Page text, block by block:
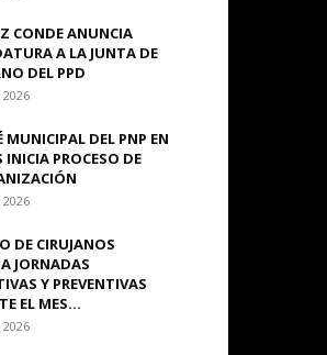
CONDE ANUNCIA
A LA JUNTA DE
DEL PPD
MUNICIPAL DEL PNP EN
INICIA PROCESO DE
DE CIRUJANOS
JORNADAS
Y PREVENTIVAS
EL MES...